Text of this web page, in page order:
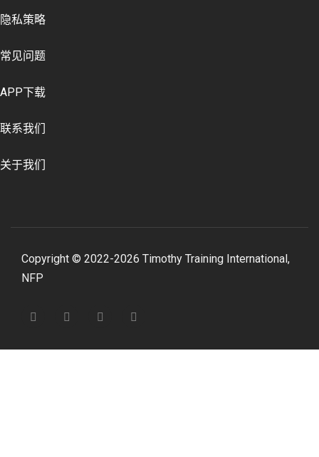
隐私策略
常见问题
APP下载
联系我们
关于我们
Copyright © 2022-2026 Timothy Training International,
NFP